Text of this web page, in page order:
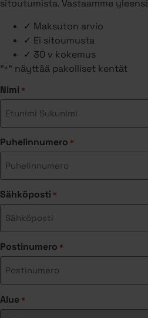
sitoutumista. Vastaamme
✓ Maksuton arvio
✓ Ei sitoumusta
✓ 30 v kokemus
"*" näyttää pakolliset kentät
Nimi *
Puhelinnumero *
Sähköposti *
Postinumero *
Alue *